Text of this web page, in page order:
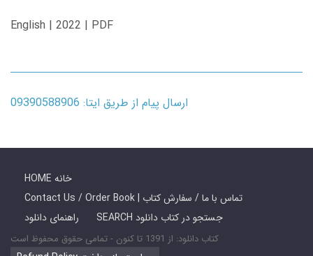
English | 2022 | PDF
ارسال پیام از طریق ایتا: 09390588906
HOME خانه
Contact Us / Order Book | تماس با ما / سفارش کتاب
راهنمای دانلود
SEARCH جستجو در کتاب دانلود
کتاب دانلود: از 1391 تا کنون - تمامی حقوق محفوظ است